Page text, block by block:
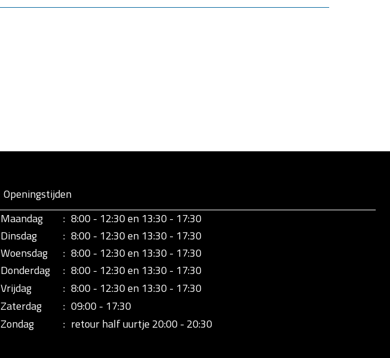
Openingstijden
Maandag
: 8:00 - 12:30 en 13:30 - 17:30
Dinsdag
: 8:00 - 12:30 en 13:30 - 17:30
Woensdag
: 8:00 - 12:30 en 13:30 - 17:30
Donderdag
: 8:00 - 12:30 en 13:30 - 17:30
Vrijdag
: 8:00 - 12:30 en 13:30 - 17:30
Zaterdag
: 09:00 - 17:30
Zondag
: retour half uurtje 20:00 - 20:30